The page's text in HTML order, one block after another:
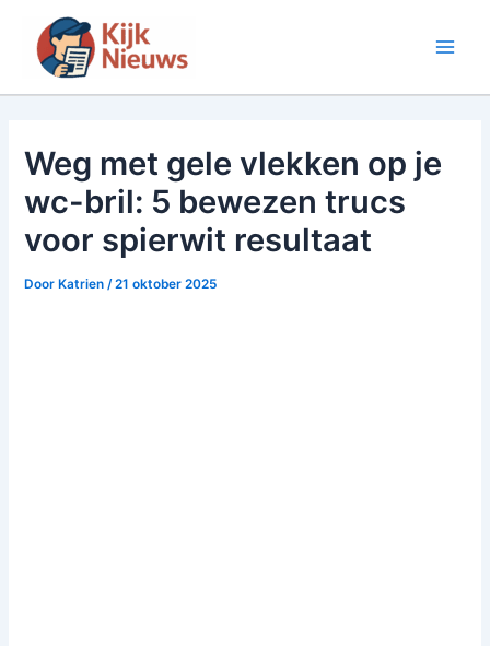
inhoud
Weg met gele vlekken op je
wc-bril: 5 bewezen trucs
voor spierwit resultaat
Door Katrien/21 oktober 2025